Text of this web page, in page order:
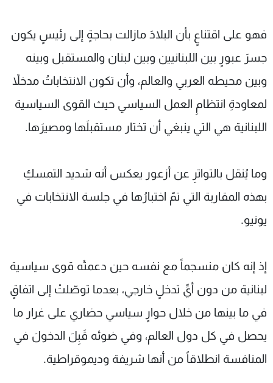
فهو على اقتناعٍ بأن البلادَ مازالت بحاجةٍ إلى رئيسٍ يكون
جسرَ عبورٍ بين اللبنانيين وبين لبنان والمستقبل وبينه
وبين محيطه العربي والعالم، وأن تكون الانتخاباتُ مدخلاً
لمعاودةِ انتظامِ العمل السياسي حيث القوى السياسية
اللبنانية هي التي ينبغي أن تختار مستقبلَها ومصيرَها.
وما يُنقل بالتواترِ عن أزعور يعكس أنه شديد التمسكِ
بهذه المقاربة التي تمّ اختبارُها في جلسة الانتخابات في
يونيو.
إذ إنه كان منسجماً مع نفسه حين دعمتْه قوى سياسية
لبنانية من دون أيِّ تدخلٍ خارجي، بعدما توصّلتْ إلى اتفاقٍ
في ما بينها من خلال حوارٍ سياسي حضاري على غرار ما
يحصل في كل دول العالم، وفي ضوئه قَبِلَ الدخولَ في
المنافسة انطلاقاً من أنها شريفة وديموقراطية.